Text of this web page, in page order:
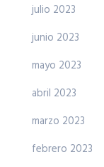
julio 2023
junio 2023
mayo 2023
abril 2023
marzo 2023
febrero 2023